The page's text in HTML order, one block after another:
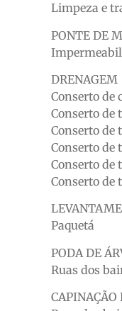
Limpeza e
PONTE DE
DRENAGEM
Conserto de
Conserto de
Conserto
Conserto de
Conserto de
Conserto de
Paquetá
PODA DE
Ruas dos